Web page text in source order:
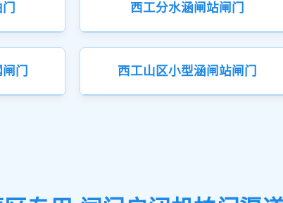
西工分水涵闸站闸门
门 西工山区小型涵闸站闸门